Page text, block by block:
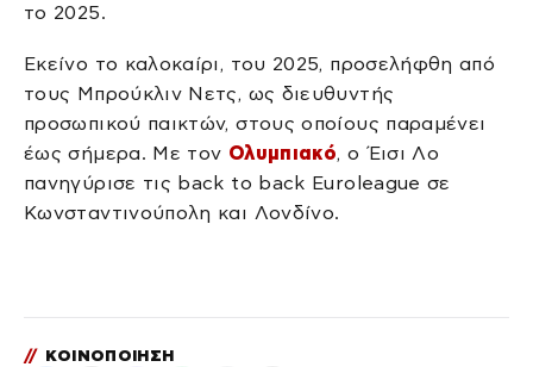
το 2025.
Εκείνο το καλοκαίρι, του 2025, προσελήφθη από
τους Μπρούκλιν Νετς, ως διευθυντής
προσωπικού παικτών, στους οποίους παραμένει
έως σήμερα. Με τον Ολυμπιακό, ο Έισι Λο
πανηγύρισε τις back to back Euroleague σε
Κωνσταντινούπολη και Λονδίνο.
// ΚΟΙΝΟΠΟΙΗΣΗ